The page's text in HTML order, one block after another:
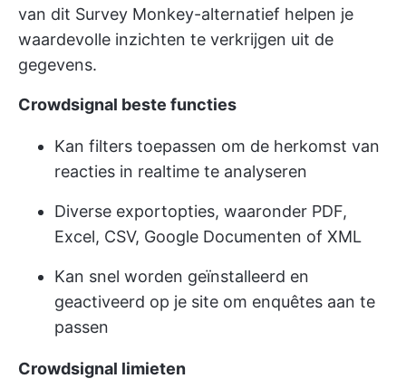
van dit Survey Monkey-alternatief helpen je
waardevolle inzichten te verkrijgen uit de
gegevens.
Crowdsignal beste functies
Kan filters toepassen om de herkomst van
reacties in realtime te analyseren
Diverse exportopties, waaronder PDF,
Excel, CSV, Google Documenten of XML
Kan snel worden geïnstalleerd en
geactiveerd op je site om enquêtes aan te
passen
Crowdsignal limieten